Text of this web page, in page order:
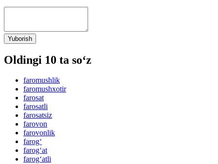
Yuborish
Oldingi 10 ta so‘z
faromushlik
faromushxotir
farosat
farosatli
farosatsiz
farovon
farovonlik
farog‘
farog‘at
farog‘atli